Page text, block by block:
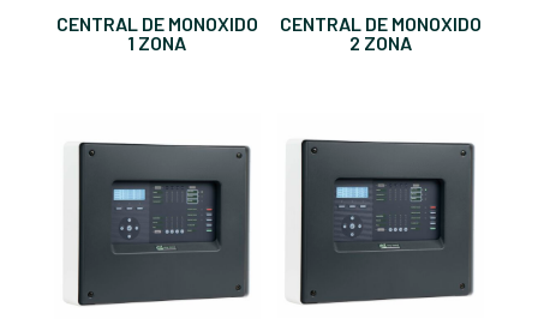
CENTRAL DE MONOXIDO
1 ZONA
CENTRAL DE MONOXIDO
2 ZONA